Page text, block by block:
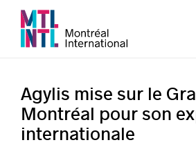
Agylis mise sur le
Montréal pour son
internationale